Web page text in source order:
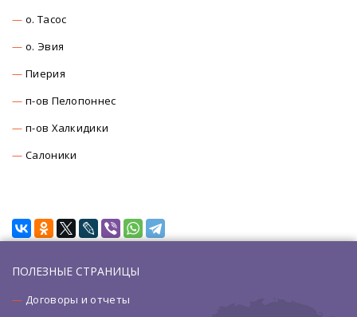
о. Тасос
о. Эвия
Пиерия
п-ов Пелопоннес
п-ов Халкидики
Салоники
ПОЛЕЗНЫЕ СТРАНИЦЫ
Договоры и отчеты